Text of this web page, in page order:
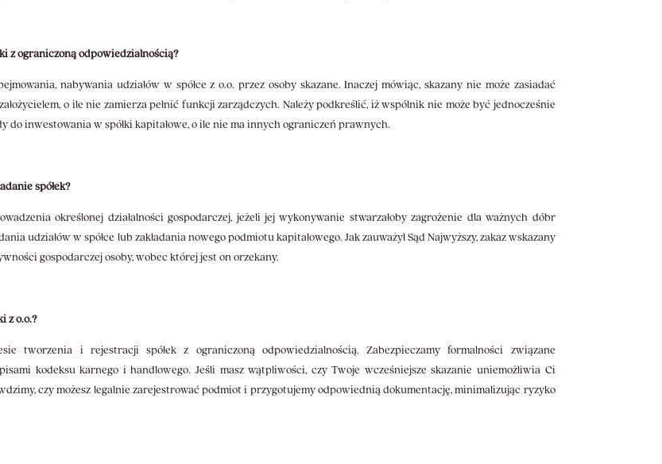
z ograniczoną odpowiedzialnością?
nabywania udziałów w spółce z o.o. przez osoby skazane. Inaczej mówiąc, skazany nie może zasiadać
o ile nie zamierza pełnić funkcji zarządczych. Należy podkreślić, iż wspólnik nie może być jednocześnie
do inwestowania w spółki kapitałowe, o ile nie ma innych ograniczeń prawnych.
spółek?
określonej działalności gospodarczej, jeżeli jej wykonywanie stwarzałoby zagrożenie dla ważnych dóbr
udziałów w spółce lub zakładania nowego podmiotu kapitałowego. Jak zauważył Sąd Najwyższy, zakaz wskazany
gospodarczej osoby, wobec której jest on orzekany.
z o.o.?
tworzenia i rejestracji spółek z ograniczoną odpowiedzialnością. Zabezpieczamy formalności związane
kodeksu karnego i handlowego. Jeśli masz wątpliwości, czy Twoje wcześniejsze skazanie uniemożliwia Ci
czy możesz legalnie zarejestrować podmiot i przygotujemy odpowiednią dokumentację, minimalizując ryzyko